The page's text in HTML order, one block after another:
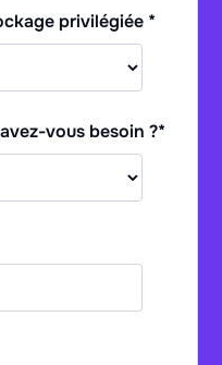
privilégiée *
vous besoin ?*